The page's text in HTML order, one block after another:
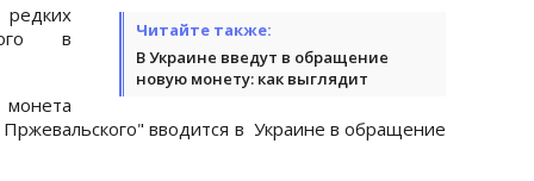
Читайте также:
В Украине введут в обращение
новую монету: как выглядит
в
вводится в Украине в обращение